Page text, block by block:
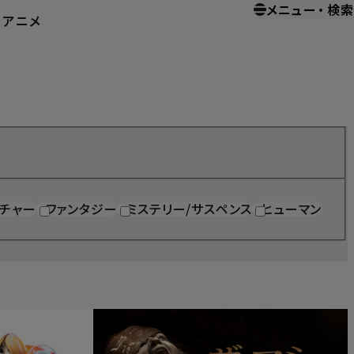
アニメ
メニュー ・ 検索
ャー ファンタジー ミステリー/サスペンス ヒューマン